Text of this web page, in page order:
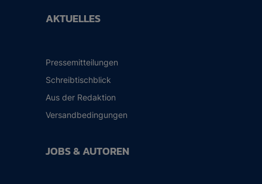
AKTUELLES
Pressemitteilungen
Schreibtischblick
Aus der Redaktion
Versandbedingungen
JOBS & AUTOREN